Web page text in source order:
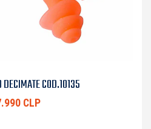
DECIMATE COD.10135
CLP